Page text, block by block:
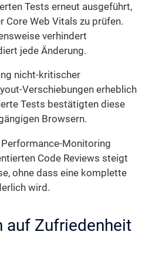
Tests erneut ausgeführt,
Core Web Vitals zu prüfen.
verhindert
jede Änderung.
nicht-kritischer
Verschiebungen erheblich
Tests bestätigten diese
Browsern.
Monitoring
Code Reviews steigt
ohne dass eine komplette
wird.
auf Zufriedenheit